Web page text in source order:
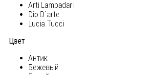
Arti Lampadari
Dio D`arte
Lucia Tucci
Цвет
Антик
Бежевый